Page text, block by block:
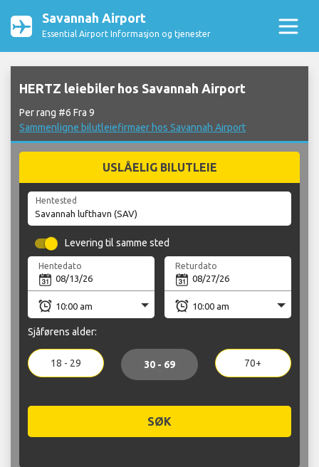
Savannah Airport
Essential Airport Informasjon og tjenester
HERTZ leiebiler hos Savannah Airport
Per rang #6 Fra 9
Sammenligne bilutleiefirmaer hos Savannah Airport
USLÅELIG BILUTLEIE
Hentested
Levering til samme sted
Hentedato Returdato
Sjåførens alder:
18 - 29 30 - 69 70+
SØK